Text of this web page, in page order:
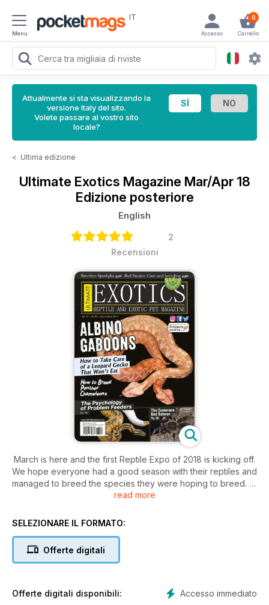
Menu
IT 0
Carrello
Accesso
Attualmente si sta visualizzando la
versione Italy del sito.
Volete passare al vostro sito
locale?
< Ultima edizione
Ultimate Exotics Magazine Mar/Apr 18
Edizione posteriore
English
2
Recensioni
March is here and the first Reptile Expo of 2018 is kicking off.
We hope everyone had a good season with their reptiles and
managed to breed the species they were hoping to breed. At
Ultimate Exotics we have loads of new hatchlings and we
sure they eating properly before they are ready to be sold.
read more
SELEZIONARE IL FORMATO:
Offerte digitali
Accesso immediato
Offerte digitali disponibili: